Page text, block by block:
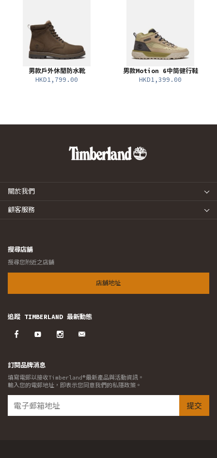
男款戶外休閒防水靴
HKD1,799.00
男款Motion 6中筒健行鞋
HKD1,399.00
關於我們
顧客服務
搜尋店舖
搜尋您附近之店舖
店舖地址
追蹤 TIMBERLAND 最新動態
訂閱品牌消息
填寫電郵以接收Timberland®最新產品與活動資訊。
輸入您的電郵地址，即表示您同意我們的私隱政策。
提交